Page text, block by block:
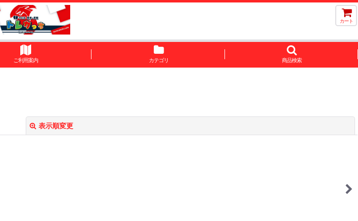
カート
ご利用案内 カテゴリ 商品検索
表示順変更